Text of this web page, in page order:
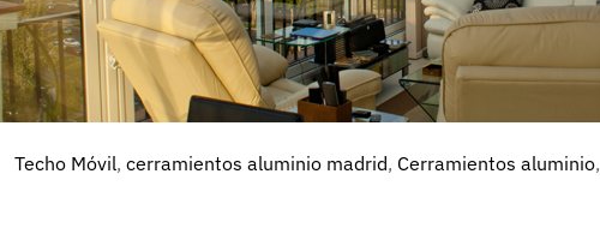
Techo Móvil, cerramientos aluminio madrid, Cerramientos aluminio,